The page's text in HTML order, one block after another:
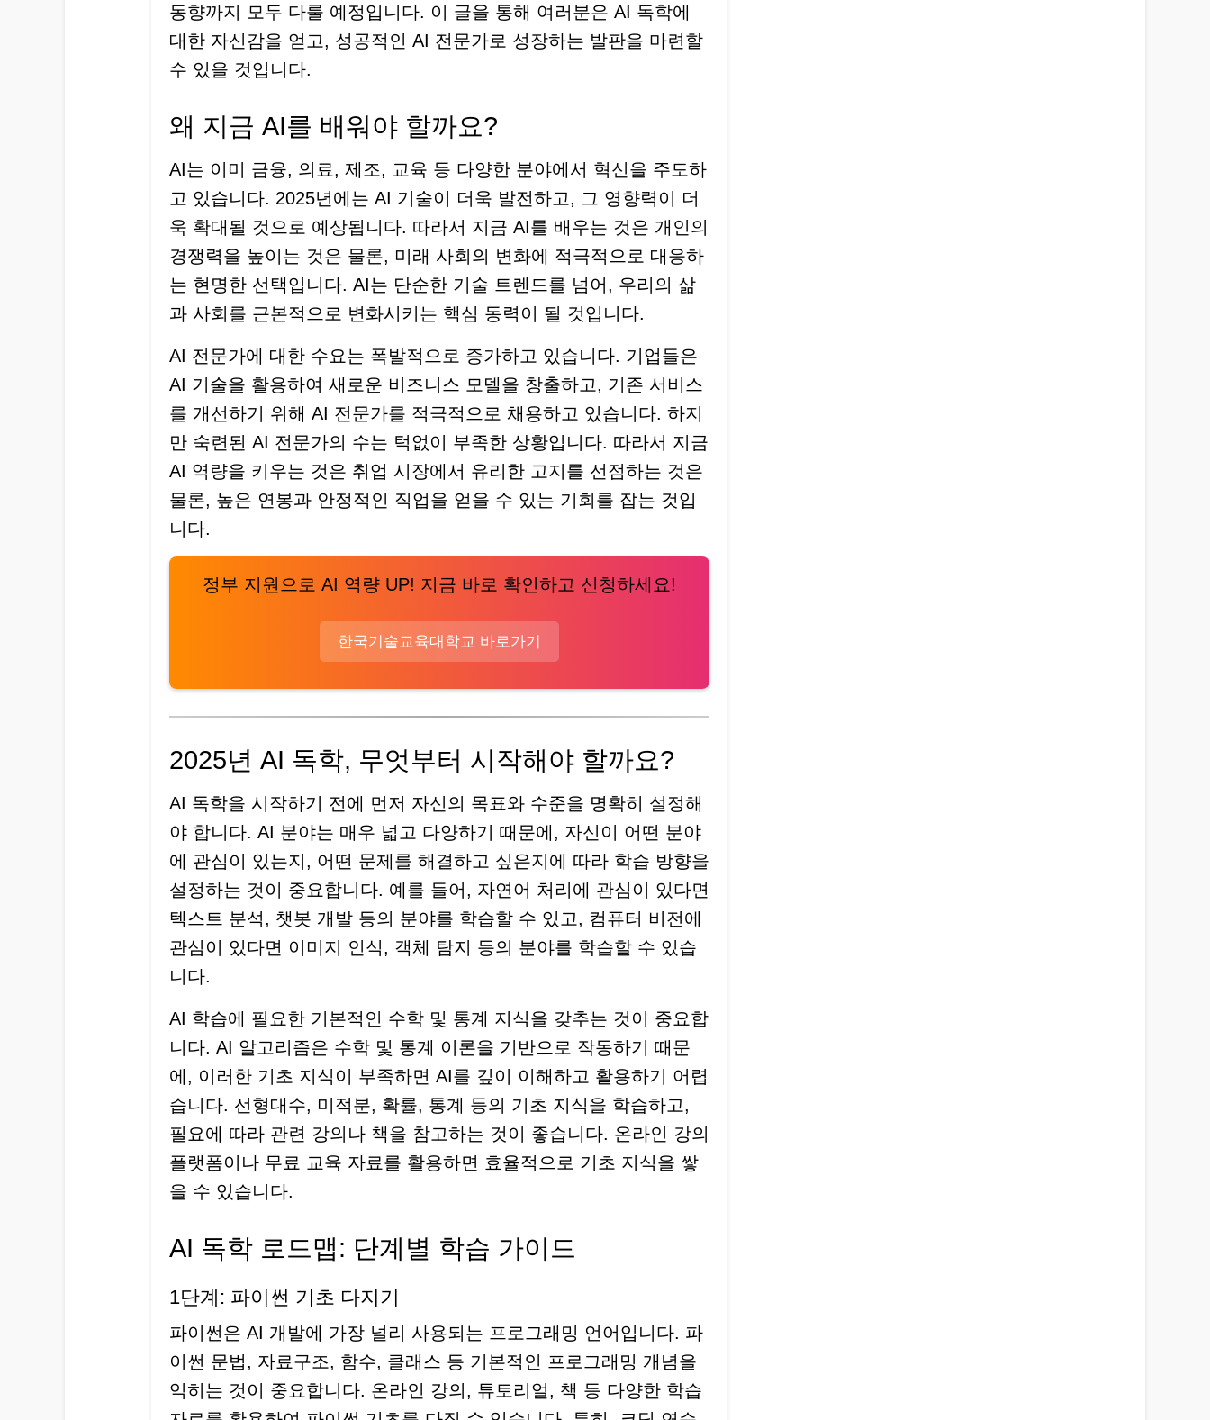
동향까지 모두 다룰 예정입니다. 이 글을 통해 여러분은 AI 독학에
대한 자신감을 얻고, 성공적인 AI 전문가로 성장하는 발판을 마련할
수 있을 것입니다.
왜 지금 AI를 배워야 할까요?
AI는 이미 금융, 의료, 제조, 교육 등 다양한 분야에서 혁신을 주도하
고 있습니다. 2025년에는 AI 기술이 더욱 발전하고, 그 영향력이 더
욱 확대될 것으로 예상됩니다. 따라서 지금 AI를 배우는 것은 개인의
경쟁력을 높이는 것은 물론, 미래 사회의 변화에 적극적으로 대응하
는 현명한 선택입니다. AI는 단순한 기술 트렌드를 넘어, 우리의 삶
과 사회를 근본적으로 변화시키는 핵심 동력이 될 것입니다.
AI 전문가에 대한 수요는 폭발적으로 증가하고 있습니다. 기업들은
AI 기술을 활용하여 새로운 비즈니스 모델을 창출하고, 기존 서비스
를 개선하기 위해 AI 전문가를 적극적으로 채용하고 있습니다. 하지
만 숙련된 AI 전문가의 수는 턱없이 부족한 상황입니다. 따라서 지금
AI 역량을 키우는 것은 취업 시장에서 유리한 고지를 선점하는 것은
물론, 높은 연봉과 안정적인 직업을 얻을 수 있는 기회를 잡는 것입
니다.
정부 지원으로 AI 역량 UP! 지금 바로 확인하고 신청하세요!
한국기술교육대학교 바로가기
2025년 AI 독학, 무엇부터 시작해야 할까요?
AI 독학을 시작하기 전에 먼저 자신의 목표와 수준을 명확히 설정해
야 합니다. AI 분야는 매우 넓고 다양하기 때문에, 자신이 어떤 분야
에 관심이 있는지, 어떤 문제를 해결하고 싶은지에 따라 학습 방향을
설정하는 것이 중요합니다. 예를 들어, 자연어 처리에 관심이 있다면
텍스트 분석, 챗봇 개발 등의 분야를 학습할 수 있고, 컴퓨터 비전에
관심이 있다면 이미지 인식, 객체 탐지 등의 분야를 학습할 수 있습
니다.
AI 학습에 필요한 기본적인 수학 및 통계 지식을 갖추는 것이 중요합
니다. AI 알고리즘은 수학 및 통계 이론을 기반으로 작동하기 때문
에, 이러한 기초 지식이 부족하면 AI를 깊이 이해하고 활용하기 어렵
습니다. 선형대수, 미적분, 확률, 통계 등의 기초 지식을 학습하고,
필요에 따라 관련 강의나 책을 참고하는 것이 좋습니다. 온라인 강의
플랫폼이나 무료 교육 자료를 활용하면 효율적으로 기초 지식을 쌓
을 수 있습니다.
AI 독학 로드맵: 단계별 학습 가이드
1단계: 파이썬 기초 다지기
파이썬은 AI 개발에 가장 널리 사용되는 프로그래밍 언어입니다. 파
이썬 문법, 자료구조, 함수, 클래스 등 기본적인 프로그래밍 개념을
익히는 것이 중요합니다. 온라인 강의, 튜토리얼, 책 등 다양한 학습